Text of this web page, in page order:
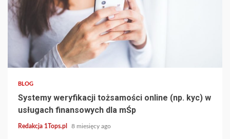
BLOG
Systemy weryfikacji tożsamości online (np. kyc) w
usługach finansowych dla mŚp
Redakcja 1Tops.pl 8 miesięcy ago